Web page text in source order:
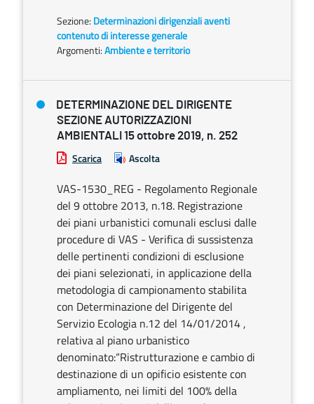
Sezione: Determinazioni dirigenziali aventi
contenuto di interesse generale
Argomenti:Ambiente e territorio
DETERMINAZIONE DEL DIRIGENTE
SEZIONE AUTORIZZAZIONI
AMBIENTALI 15 ottobre 2019, n. 252
Scarica Ascolta
VAS-1530_REG - Regolamento Regionale
del 9 ottobre 2013, n.18. Registrazione
dei piani urbanistici comunali esclusi dalle
procedure di VAS - Verifica di sussistenza
delle pertinenti condizioni di esclusione
dei piani selezionati, in applicazione della
metodologia di campionamento stabilita
con Determinazione del Dirigente del
Servizio Ecologia n.12 del 14/01/2014 ,
relativa al piano urbanistico
denominato:“Ristrutturazione e cambio di
destinazione di un opificio esistente con
ampliamento, nei limiti del 100% della